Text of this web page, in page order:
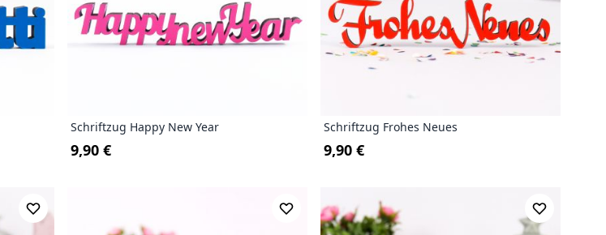
Schriftzug Happy New Year
9,90 €
Schriftzug Frohes Neues
9,90 €